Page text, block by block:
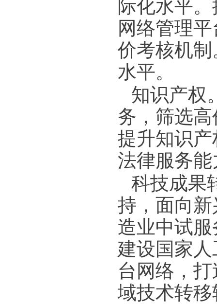
际化水平
网络管理
价考核机
水平。
知识产权
务，筛选
提升知识
法律服务
科技成果
持，面向
造业中试
建设国家
台网络，
域技术转